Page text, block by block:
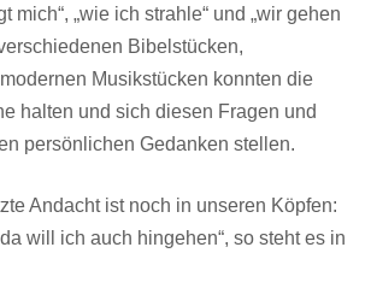
mich“, „wie ich strahle“ und „wir gehen
Bibelstücken,
Musikstücken konnten die
halten und sich diesen Fragen und
persönlichen Gedanken stellen.
Andacht ist noch in unseren Köpfen:
will ich auch hingehen“, so steht es in